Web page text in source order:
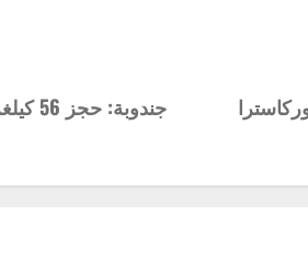
جندوبة: حجز 56 كيلغراما من المرجان وإيقاف 5 أشخاص